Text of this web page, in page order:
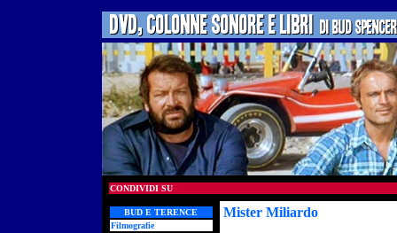
CONDIVIDI SU
BUD E TERENCE
Filmografie
Mister Miliardo